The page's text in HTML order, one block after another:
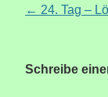
← 24. Tag –
Schreibe